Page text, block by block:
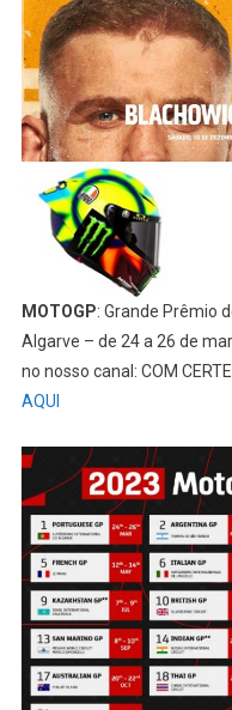
MOTOGP: Grande Prêmio
Algarve – de 24 a 26 de
no nosso canal: COM
AQUI